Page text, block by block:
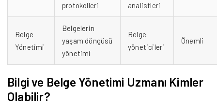
protokolleri
analistleri
Belge
Yönetimi
Belgelerin
yaşam döngüsü
yönetimi
Belge
yöneticileri
Önemli
Bilgi ve Belge Yönetimi Uzmanı Kimler
Olabilir?